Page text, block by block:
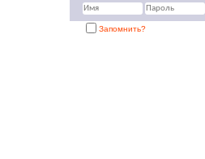
Запомнить?